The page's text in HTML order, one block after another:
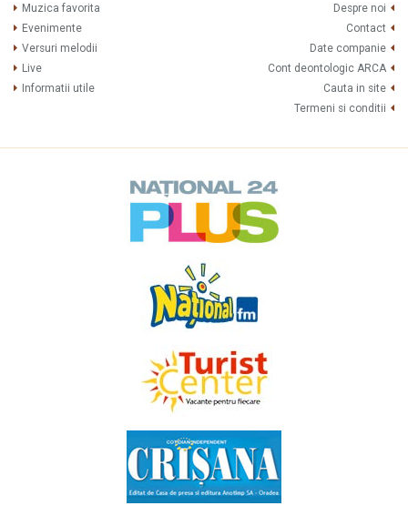
Muzica favorita
Evenimente
Versuri melodii
Live
Informatii utile
Despre noi
Contact
Date companie
Cont deontologic ARCA
Cauta in site
Termeni si conditii